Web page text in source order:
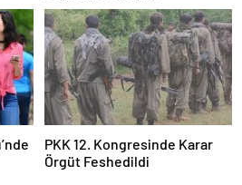
PKK 12. Kongresinde Karar
Örgüt Feshedildi